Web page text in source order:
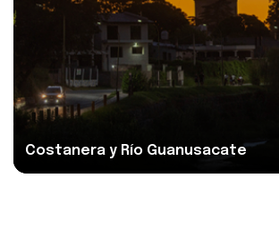
Costanera y Río Guanusacate